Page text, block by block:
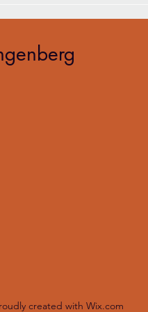
created with Wix.com